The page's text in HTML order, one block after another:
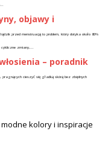
objawy i
przed menstruacją to problem, który dotyka około 80%
cykliczne zmiany,...
– poradnik
pragnących cieszyć się gładką skórą bez zbędnych
kolory i inspiracje